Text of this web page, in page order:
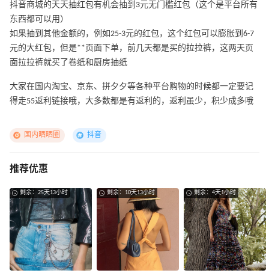
抖音商城的天天抽红包有机会抽到3元无门槛红包（这个是平台所有
东西都可以用）
如果抽到其他金额的，例如25-3元的红包，这个红包可以膨胀到6-7
元的大红包，但是**页面下单，前几天都是买的拉拉裤，这两天页
面拉拉裤就买了卷纸和厨房抽纸
大家在国内淘宝、京东、拼夕夕等各种平台购物的时候都一定要记
得走55返利链接哦，大多数都是有返利的，返利虽少，积少成多哦
国内晒晒圈 抖音
推荐优惠
剩余：25天13小时 剩余：10天13小时 剩余：4天1小时